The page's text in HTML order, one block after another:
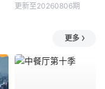
更新至20260806期
更多